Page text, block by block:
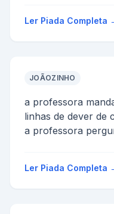
Ler Piada Completa
JOÃOZINHO
a professora
linhas de dever de
a professora
Ler Piada Completa